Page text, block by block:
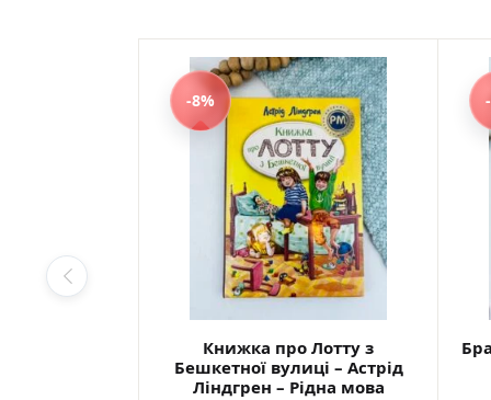
-8%
Книжка про Лотту з
Бешкетної вулиці – Астрід
Ліндгрен – Рідна мова